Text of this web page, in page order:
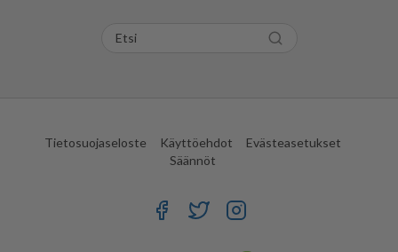
Tietosuojaseloste Käyttöehdot
Evästeasetukset
Säännöt